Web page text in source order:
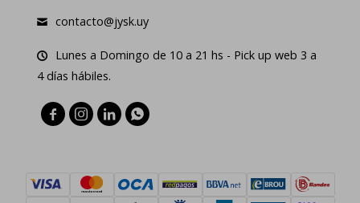
contacto@jysk.uy
Lunes a Domingo de 10 a 21 hs - Pick up web 3 a
4 días hábiles.
   